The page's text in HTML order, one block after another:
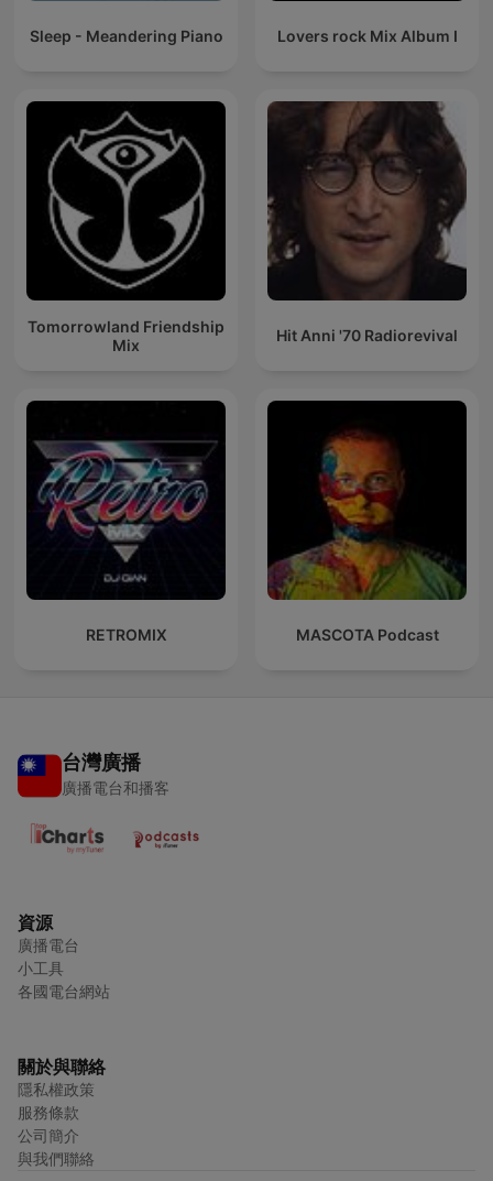
Sleep - Meandering Piano Lovers rock Mix Album I
Tomorrowland Friendship
Mix
Hit Anni '70 Radiorevival
RETROMIX MASCOTA Podcast
台灣廣播
廣播電台和播客
資源
廣播電台
小工具
各國電台網站
關於與聯絡
隱私權政策
服務條款
公司簡介
與我們聯絡